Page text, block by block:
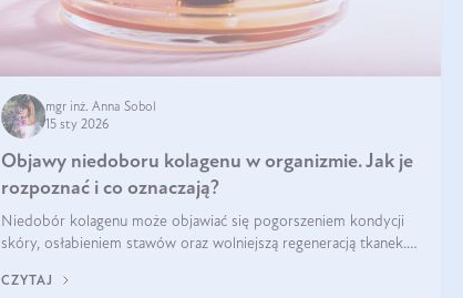
mgr inż. Anna Sobol
15 sty 2026
Objawy niedoboru kolagenu w organizmie. Jak je
rozpoznać i co oznaczają?
Niedobór kolagenu może objawiać się pogorszeniem kondycji
skóry, osłabieniem stawów oraz wolniejszą regeneracją tkanek.
skóry, bóle stawów, łamliwość paznokci oraz osłabienie włosów.
CZYTAJ